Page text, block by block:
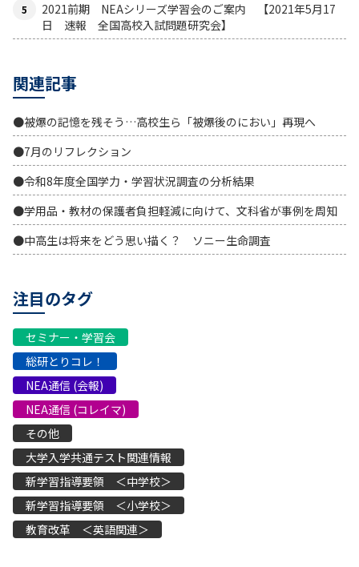
2021前期 NEAシリーズ学習会のご案内 【2021年5月17
日 速報 全国高校入試問題研究会】
関連記事
●被爆の記憶を残そう…高校生ら「被爆後のにおい」再現へ
●7月のリフレクション
●令和8年度全国学力・学習状況調査の分析結果
●学用品・教材の保護者負担軽減に向けて、文科省が事例を周知
●中高生は将来をどう思い描く？ ソニー生命調査
注目のタグ
セミナー・学習会
総研とりコレ！
NEA通信 (会報)
NEA通信 (コレイマ)
その他
大学入学共通テスト関連情報
新学習指導要領 ＜中学校＞
新学習指導要領 ＜小学校＞
教育改革 ＜英語関連＞